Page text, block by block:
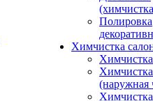
Полировка
Химчистка
(наружная